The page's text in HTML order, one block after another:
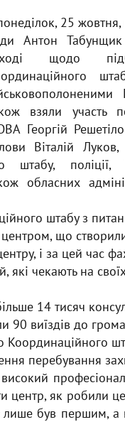
25 жовтня,
Антон
щодо
взяли участь
Георгій
Віталій
штабу,
обласних
штабу з
що
і за цей час
чекають на
14 тисяч
90 виїздів до
перебування
як робили
був першим, а